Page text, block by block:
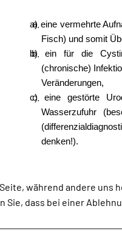
a) eine vermehrte
Fisch) und somit
b) ein für die
(chronische)
Veränderungen,
c) eine gestörte
Wasserzufuhr
denken!).
während andere
dass bei einer